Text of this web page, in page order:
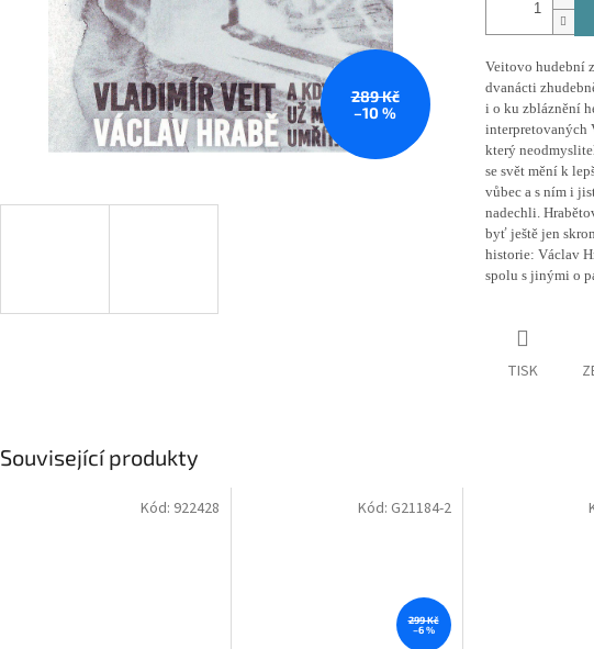
289 Kč
–10 %
Veitovo hudební
dvanácti
i o ku zbláznění
interpretovaných
který
se svět mění k
vůbec a s ním i
nadechli.
byť ještě jen
historie: Václav
spolu s jinými o
TISK
Související produkty
Kód: 922428
299 Kč
–6 %
Kód: G21184-2